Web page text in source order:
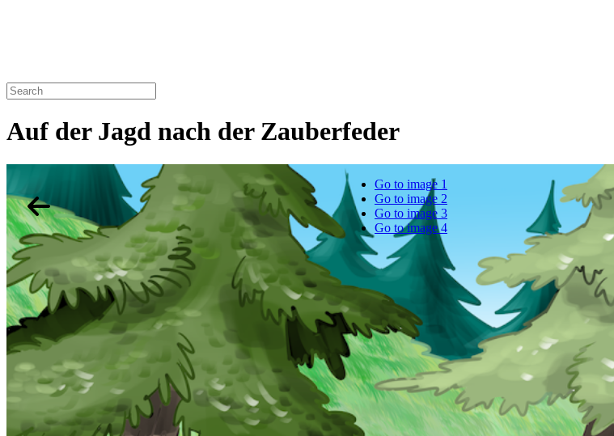
Auf der Jagd nach der Zauberfeder
Go to image 1
Go to image 2
Go to image 3
Go to image 4